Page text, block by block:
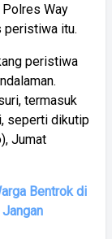
Polres Way
peristiwa itu.
peristiwa
termasuk
seperti dikutip
Jumat
Bentrok di